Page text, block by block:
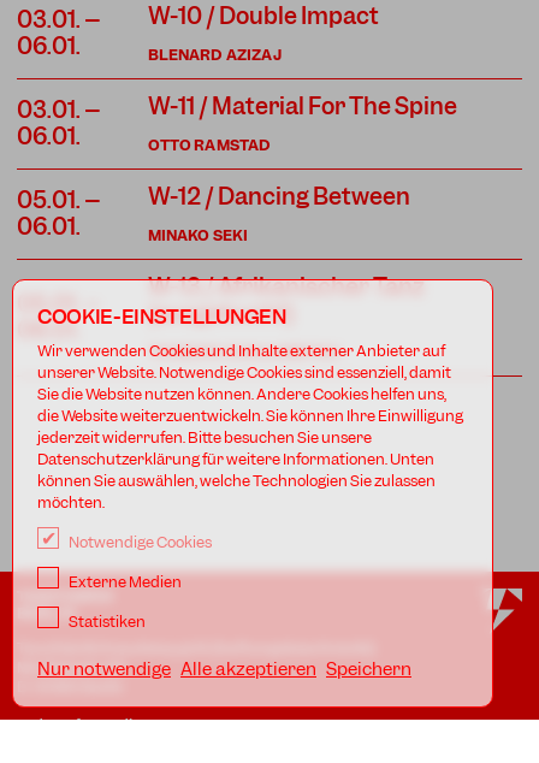
03.01. –
06.01.
BLENARD AZIZAJ
W-10 / Double Impact
03.01. –
06.01.
OTTO RAMSTAD
W-11 / Material For The Spine
05.01. –
06.01.
MINAKO SEKI
W-12 / Dancing Between
05.01. –
06.01.
TCHEKPO DAN AGBETOU
W-13 / Afrikanischer Tanz
(ausgebucht)
BERLIN
Möckernstr. 68
In den Uferstudios
COOKIE-EINSTELLUNGEN
Wir verwenden Cookies und Inhalte externer Anbieter auf
unserer Website. Notwendige Cookies sind essenziell, damit
Sie die Website nutzen können. Andere Cookies helfen uns,
die Website weiterzuentwickeln. Sie können Ihre Einwilligung
jederzeit widerrufen. Bitte besuchen Sie unsere
Datenschutzerklärung für weitere Informationen. Unten
können Sie auswählen, welche Technologien Sie zulassen
möchten.
Notwendige Cookies
Externe Medien
Statistiken
Nur notwendige Alle akzeptieren Speichern